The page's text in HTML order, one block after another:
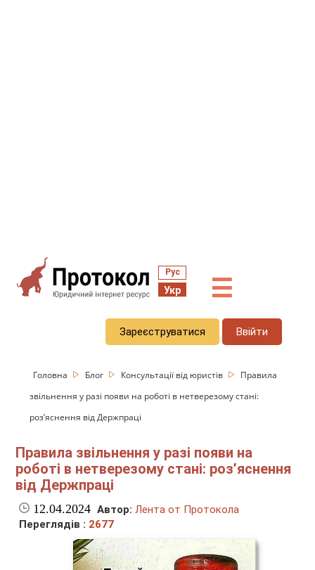
Рус
Укр ☰
Зареєструватися Ввійти
Головна Блог Консультації від юристів
Правила
звільнення у разі появи на роботі в нетверезому стані:
розʼяснення від Держпраці
Правила звільнення у разі появи на
роботі в нетверезому стані: розʼяснення
від Держпраці
12.04.2024 Автор: Лента от Протокола
Переглядів : 2677